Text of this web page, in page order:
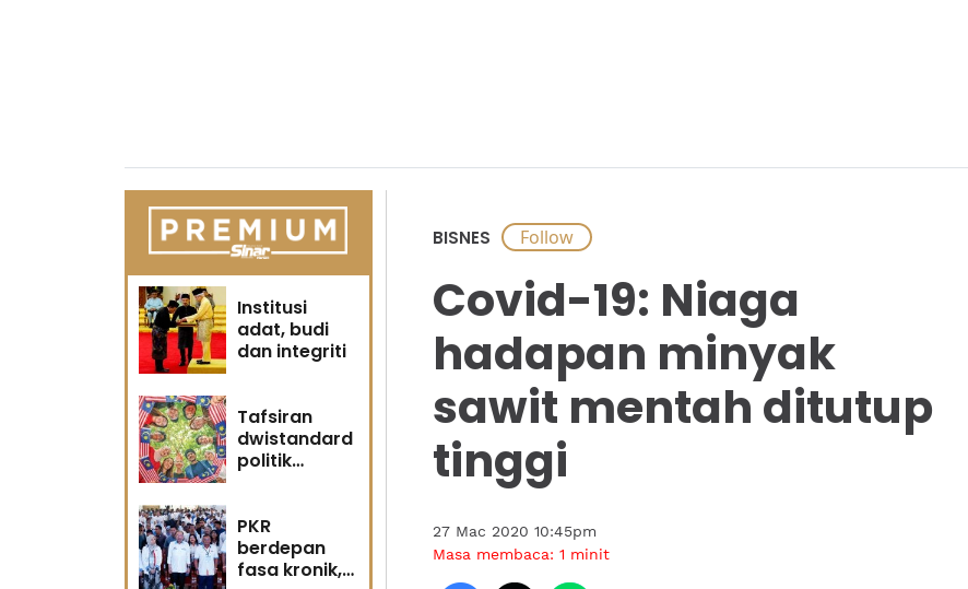
Institusi
adat, budi
dan integriti
Tafsiran
dwistandard
politik
PKR
berdepan
fasa kronik,
BISNES
Covid-19: Niaga
hadapan minyak
sawit mentah ditutup
tinggi
27 Mac 2020 10:45pm
Masa membaca: 1 minit